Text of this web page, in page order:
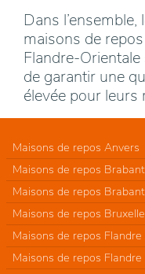
Dans l’ensemble,
maisons de
Flandre-Orientale
de garantir une
élevée pour leurs
Maisons de repos Anvers
Maisons de repos
Maisons de repos
Maisons de repos
Maisons de repos
Maisons de repos